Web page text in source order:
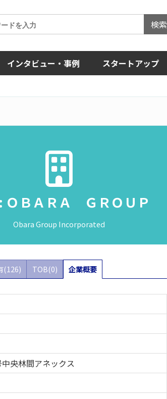
検索
インタビュー・事例 スタートアップ
ＯＢＡＲＡ ＧＲＯＵＰ
Obara Group Incorporated
(126) TOB(0) 企業概要
央林間アネックス